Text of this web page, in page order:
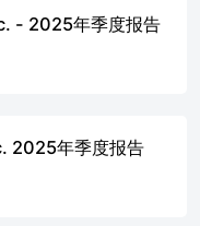
疫疾病患者提供疗法的生
肾炎（LN）成年患者的首
在的自体免疫疾病治疗。
呈报基础、合并原则与估
财务报表是根据美国普
- 2025年季度报告
2025年季度报告